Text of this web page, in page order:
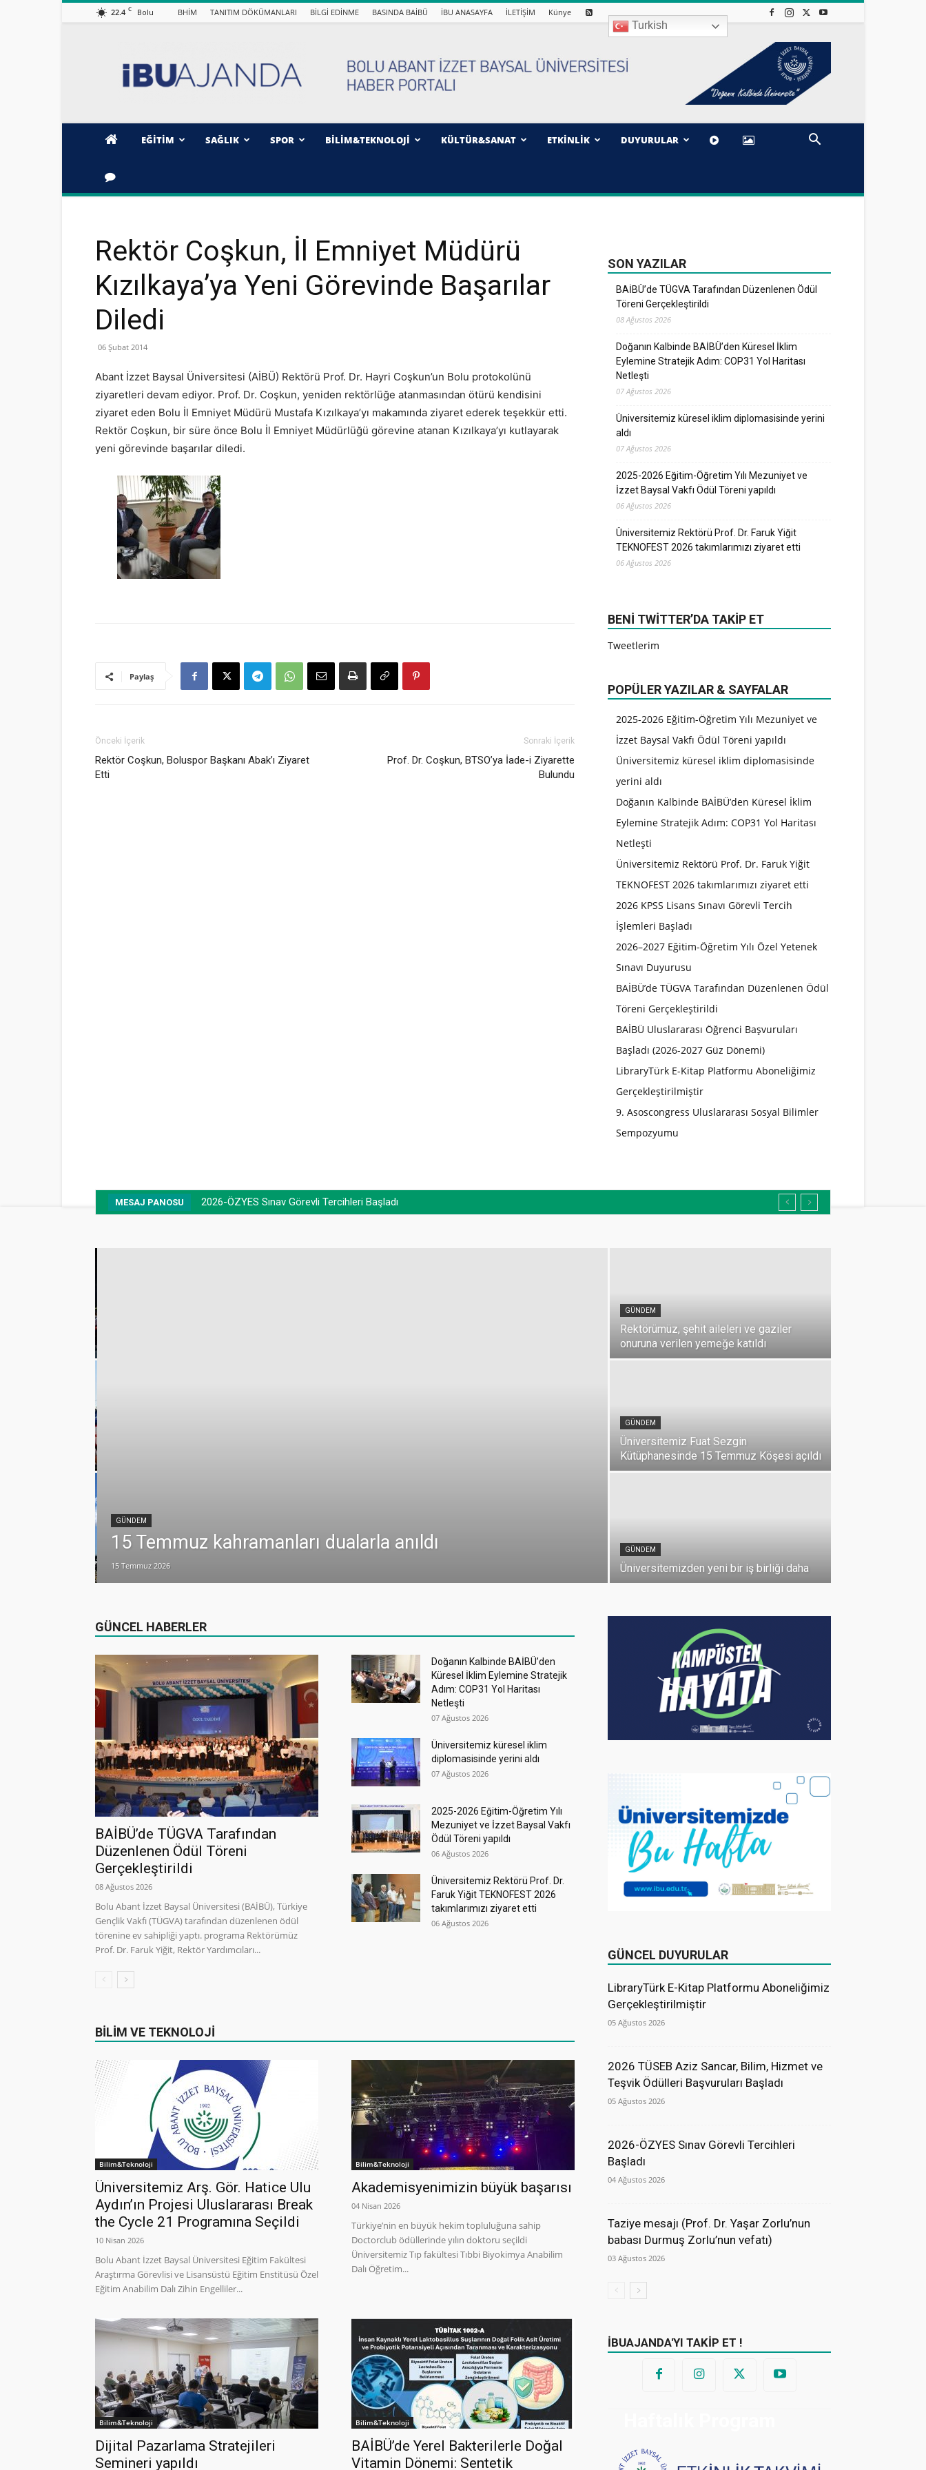
22.4 C Bolu BHİM TANITIM DÖKÜMANLARI BİLGİ EDİNME BASINDA BAİBÜ İBU ANASAYFA İLETİŞİM Künye
Turkish
EĞİTİM SAĞLIK SPOR BİLİM&TEKNOLOJİ KÜLTÜR&SANAT ETKİNLİK DUYURULAR
Rektör Coşkun, İl Emniyet Müdürü
Kızılkaya’ya Yeni Görevinde Başarılar
Diledi
06 Şubat 2014
Abant İzzet Baysal Üniversitesi (AİBÜ) Rektörü Prof. Dr. Hayri Coşkun’un Bolu protokolünü
ziyaretleri devam ediyor. Prof. Dr. Coşkun, yeniden rektörlüğe atanmasından ötürü kendisini
ziyaret eden Bolu İl Emniyet Müdürü Mustafa Kızılkaya’yı makamında ziyaret ederek teşekkür etti.
Rektör Coşkun, bir süre önce Bolu İl Emniyet Müdürlüğü görevine atanan Kızılkaya’yı kutlayarak
yeni görevinde başarılar diledi.
Paylaş
Önceki İçerik
Rektör Coşkun, Boluspor Başkanı Abak’ı Ziyaret
Etti
Sonraki İçerik
Prof. Dr. Coşkun, BTSO’ya İade-i Ziyarette
Bulundu
SON YAZILAR
BAİBÜ’de TÜGVA Tarafından Düzenlenen Ödül
Töreni Gerçekleştirildi
08 Ağustos 2026
Doğanın Kalbinde BAİBÜ’den Küresel İklim
Eylemine Stratejik Adım: COP31 Yol Haritası
Netleşti
07 Ağustos 2026
Üniversitemiz küresel iklim diplomasisinde yerini
aldı
07 Ağustos 2026
2025-2026 Eğitim-Öğretim Yılı Mezuniyet ve
İzzet Baysal Vakfı Ödül Töreni yapıldı
06 Ağustos 2026
Üniversitemiz Rektörü Prof. Dr. Faruk Yiğit
TEKNOFEST 2026 takımlarımızı ziyaret etti
06 Ağustos 2026
BENI TWITTER’DA TAKIP ET
Tweetlerim
POPÜLER YAZILAR & SAYFALAR
2025-2026 Eğitim-Öğretim Yılı Mezuniyet ve
İzzet Baysal Vakfı Ödül Töreni yapıldı
Üniversitemiz küresel iklim diplomasisinde
yerini aldı
Doğanın Kalbinde BAİBÜ’den Küresel İklim
Eylemine Stratejik Adım: COP31 Yol Haritası
Netleşti
Üniversitemiz Rektörü Prof. Dr. Faruk Yiğit
TEKNOFEST 2026 takımlarımızı ziyaret etti
2026 KPSS Lisans Sınavı Görevli Tercih
İşlemleri Başladı
2026–2027 Eğitim-Öğretim Yılı Özel Yetenek
Sınavı Duyurusu
BAİBÜ’de TÜGVA Tarafından Düzenlenen Ödül
Töreni Gerçekleştirildi
BAİBÜ Uluslararası Öğrenci Başvuruları
Başladı (2026-2027 Güz Dönemi)
LibraryTürk E-Kitap Platformu Aboneliğimiz
Gerçekleştirilmiştir
9. Asoscongress Uluslararası Sosyal Bilimler
Sempozyumu
MESAJ PANOSU 2026-ÖZYES Sınav Görevli Tercihleri Başladı
GÜNDEM
15 Temmuz kahramanları dualarla anıldı
15 Temmuz 2026
GÜNDEM
Rektörümüz, şehit aileleri ve gaziler
onuruna verilen yemeğe katıldı
GÜNDEM
Üniversitemiz Fuat Sezgin
Kütüphanesinde 15 Temmuz Köşesi açıldı
GÜNDEM
Üniversitemizden yeni bir iş birliği daha
GÜNCEL HABERLER
BAİBÜ’de TÜGVA Tarafından
Düzenlenen Ödül Töreni
Gerçekleştirildi
08 Ağustos 2026
Bolu Abant İzzet Baysal Üniversitesi (BAİBÜ), Türkiye
Gençlik Vakfı (TÜGVA) tarafından düzenlenen ödül
törenine ev sahipliği yaptı. programa Rektörümüz
Prof. Dr. Faruk Yiğit, Rektör Yardımcıları...
Doğanın Kalbinde BAİBÜ’den
Küresel İklim Eylemine Stratejik
Adım: COP31 Yol Haritası
Netleşti
07 Ağustos 2026
Üniversitemiz küresel iklim
diplomasisinde yerini aldı
07 Ağustos 2026
2025-2026 Eğitim-Öğretim Yılı
Mezuniyet ve İzzet Baysal Vakfı
Ödül Töreni yapıldı
06 Ağustos 2026
Üniversitemiz Rektörü Prof. Dr.
Faruk Yiğit TEKNOFEST 2026
takımlarımızı ziyaret etti
06 Ağustos 2026
BİLİM VE TEKNOLOJİ
Bilim&Teknoloji
Üniversitemiz Arş. Gör. Hatice Ulu
Aydın’ın Projesi Uluslararası Break
the Cycle 21 Programına Seçildi
10 Nisan 2026
Bolu Abant İzzet Baysal Üniversitesi Eğitim Fakültesi
Araştırma Görevlisi ve Lisansüstü Eğitim Enstitüsü Özel
Eğitim Anabilim Dalı Zihin Engelliler...
Bilim&Teknoloji
Akademisyenimizin büyük başarısı
04 Nisan 2026
Türkiye’nin en büyük hekim topluluğuna sahip
Doctorclub ödüllerinde yılın doktoru seçildi
Üniversitemiz Tıp fakültesi Tıbbi Biyokimya Anabilim
Dalı Öğretim...
Bilim&Teknoloji
Dijital Pazarlama Stratejileri
Semineri yapıldı
Bilim&Teknoloji
BAİBÜ’de Yerel Bakterilerle Doğal
Vitamin Dönemi: Sentetik
GÜNCEL DUYURULAR
LibraryTürk E-Kitap Platformu Aboneliğimiz
Gerçekleştirilmiştir
05 Ağustos 2026
2026 TÜSEB Aziz Sancar, Bilim, Hizmet ve
Teşvik Ödülleri Başvuruları Başladı
05 Ağustos 2026
2026-ÖZYES Sınav Görevli Tercihleri
Başladı
04 Ağustos 2026
Taziye mesajı (Prof. Dr. Yaşar Zorlu’nun
babası Durmuş Zorlu’nun vefatı)
03 Ağustos 2026
İBUAJANDA'YI TAKİP ET !